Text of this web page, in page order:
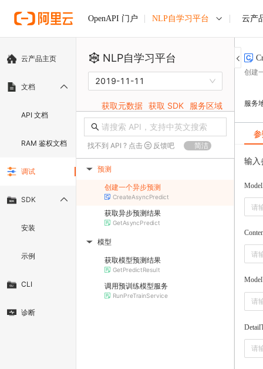
OpenAPI 门户 NLP自学习平台 云产
云产品主页
文档
API 文档
RAM 鉴权文档
调试
SDK
安装
示例
CLI
诊断
NLP自学习平台
2019-11-11
获取元数据 获取 SDK 服务区域
找不到 API ? 点击 反馈吧 简洁
▶ 预测
创建一个异步预测
CreateAsyncPredict
获取异步预测结果
GetAsyncPredict
▶ 模型
获取模型预测结果
GetPredictResult
调用预训练模型服务
RunPreTrainService
创建
服务
输入